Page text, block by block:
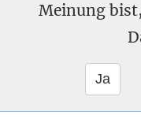
Meinung